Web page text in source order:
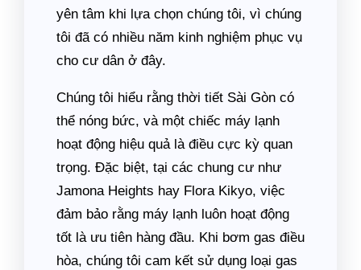
yên tâm khi lựa chọn chúng tôi, vì chúng
tôi đã có nhiều năm kinh nghiệm phục vụ
cho cư dân ở đây.
Chúng tôi hiểu rằng thời tiết Sài Gòn có
thể nóng bức, và một chiếc máy lạnh
hoạt động hiệu quả là điều cực kỳ quan
trọng. Đặc biệt, tại các chung cư như
Jamona Heights hay Flora Kikyo, việc
đảm bảo rằng máy lạnh luôn hoạt động
tốt là ưu tiên hàng đầu. Khi bơm gas điều
hòa, chúng tôi cam kết sử dụng loại gas